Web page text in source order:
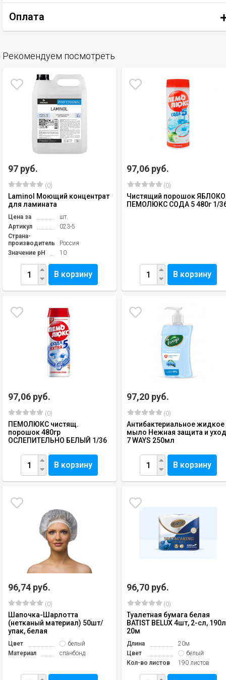
Оплата
Рекомендуем посмотреть
97 руб.
(0)
Laminol Моющий концентрат
для ламината
Цена за
шт.
Артикул
023-5
Страна-
производитель
Россия
Значение pH
10
В корзину
97,06 руб.
(0)
Чистящий порошок ЯБЛОКО
ПЕМОЛЮКС СОДА 5 480г 1/
В корзину
97,06 руб.
(0)
ПЕМОЛЮКС чистящ.
порошок 480гр
ОСЛЕПИТЕЛЬНО БЕЛЫЙ 1/36
В корзину
97,20 руб.
(0)
Антибактериальное жидкое
мыло Нежная защита и
7 WAYS 250мл
В корзину
96,74 руб.
(0)
Шапочка-Шарлотта
(нетканый материал) 50шт/
упак, белая
Цвет
белый
Материал
спанбонд
96,70 руб.
(0)
Туалетная бумага белая
BATIST BELUX 4шт, 2-сл,
20м
Длина
20м
Цвет
белый
Кол-во листов
190 листов